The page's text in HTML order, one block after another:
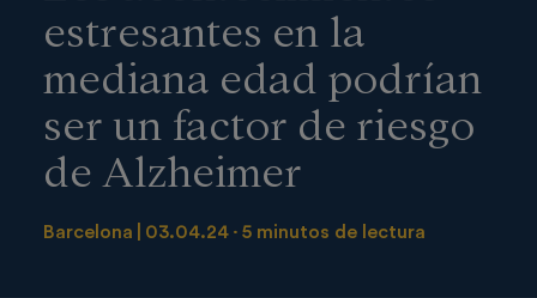
estresantes en la
mediana edad podrían
ser un factor de riesgo
de Alzheimer
Barcelona 03.04.24 5 minutos de lectura